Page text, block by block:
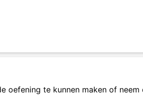
oefening te kunnen maken of neem